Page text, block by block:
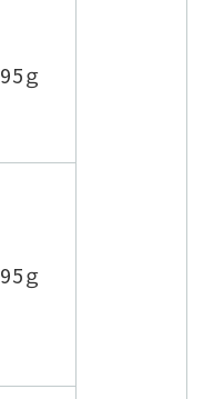
95ｇ
95ｇ